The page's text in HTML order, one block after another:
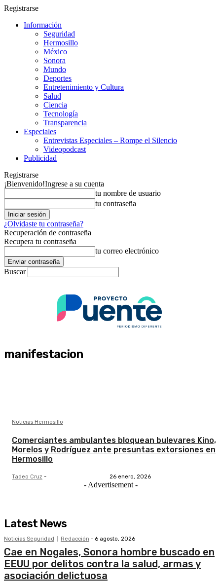
Registrarse
Información
Seguridad
Hermosillo
México
Sonora
Mundo
Deportes
Entretenimiento y Cultura
Salud
Ciencia
Tecnología
Transparencia
Especiales
Entrevistas Especiales – Rompe el Silencio
Videopodcast
Publicidad
Registrarse
¡Bienvenido!Ingrese a su cuenta
tu nombre de usuario
tu contraseña
¿Olvidaste tu contraseña?
Recuperación de contraseña
Recupera tu contraseña
tu correo electrónico
Buscar
manifestacion
Noticias Hermosillo
Comerciantes ambulantes bloquean bulevares Kino,
Morelos y Rodríguez ante presuntas extorsiones en
Hermosillo
Tadeo Cruz - 26 enero, 2026
- Advertisement -
Latest News
Noticias Seguridad Redacción - 6 agosto, 2026
Cae en Nogales, Sonora hombre buscado en
EEUU por delitos contra la salud, armas y
asociación delictuosa